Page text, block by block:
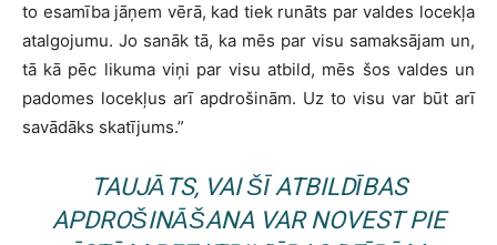
to esamība jāņem vērā, kad tiek runāts par valdes locekļa
atalgojumu. Jo sanāk tā, ka mēs par visu samaksājam un,
tā kā pēc likuma viņi par visu atbild, mēs šos valdes un
padomes locekļus arī apdrošinām. Uz to visu var būt arī
savādāks skatījums.”
TAUJĀTS, VAI ŠĪ ATBILDĪBAS
APDROŠINĀŠANA VAR NOVEST PIE